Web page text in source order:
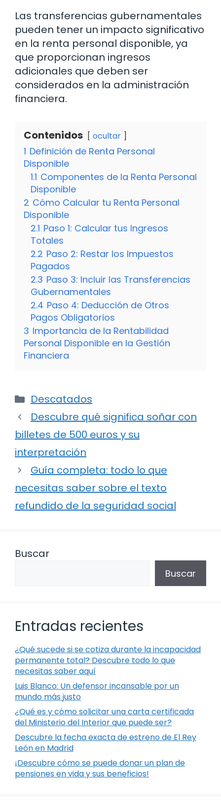
Las transferencias gubernamentales
pueden tener un impacto significativo
en la renta personal disponible, ya
que proporcionan ingresos
adicionales que deben ser
considerados en la administración
financiera.
Contenidos ocultar
1 Definición de Renta Personal
Disponible
1.1 Componentes de la Renta Personal
Disponible
2 Cómo Calcular tu Renta Personal
Disponible
2.1 Paso 1: Calcular tus Ingresos
Totales
2.2 Paso 2: Restar los Impuestos
Pagados
2.3 Paso 3: Incluir las Transferencias
Gubernamentales
2.4 Paso 4: Deducción de Otros
Pagos Obligatorios
3 Importancia de la Rentabilidad
Personal Disponible en la Gestión
Financiera
Categorías
Descatados
Descubre qué significa soñar con
billetes de 500 euros y su
interpretación
Guía completa: todo lo que
necesitas saber sobre el texto
refundido de la seguridad social
Buscar
Buscar
Entradas recientes
¿Qué sucede si se cotiza durante la incapacidad
permanente total? Descubre todo lo que
necesitas saber aquí
Luis Blanco: Un defensor incansable por un
mundo más justo
¿Qué es y cómo solicitar una carta certificada
del Ministerio del Interior que puede ser?
Descubre la fecha exacta de estreno de El Rey
León en Madrid
¡Descubre cómo se puede donar un plan de
pensiones en vida y sus beneficios!